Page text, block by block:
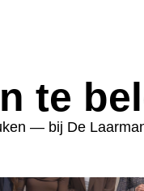
te
— bij De